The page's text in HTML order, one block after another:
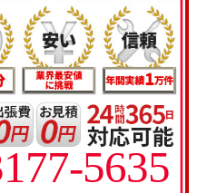
5635